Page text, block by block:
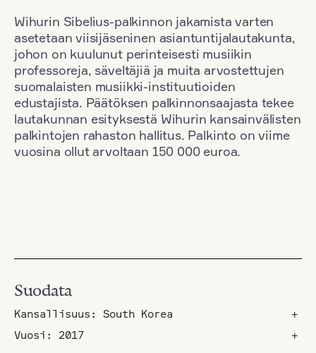
Wihurin Sibelius-palkinnon jakamista varten
asetetaan viisijäseninen asiantuntijalautakunta,
johon on kuulunut perinteisesti musiikin
professoreja, säveltäjiä ja muita arvostettujen
suomalaisten musiikki-instituutioiden
edustajista. Päätöksen palkinnonsaajasta tekee
lautakunnan esityksestä Wihurin kansainvälisten
palkintojen rahaston hallitus. Palkinto on viime
vuosina ollut arvoltaan 150 000 euroa.
Suodata
Kansallisuus: South Korea
+
Vuosi: 2017
+